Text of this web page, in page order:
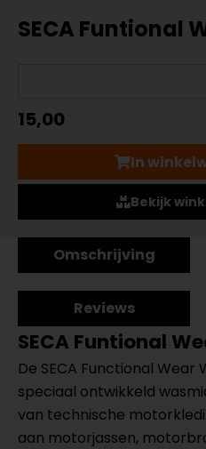
SECA Funtional
15,00
In
Bekijk
Omschrijving
Reviews
SECA Funtional
De SECA Functional Wear
speciaal ontwikkeld
van technische
aan motorjassen,